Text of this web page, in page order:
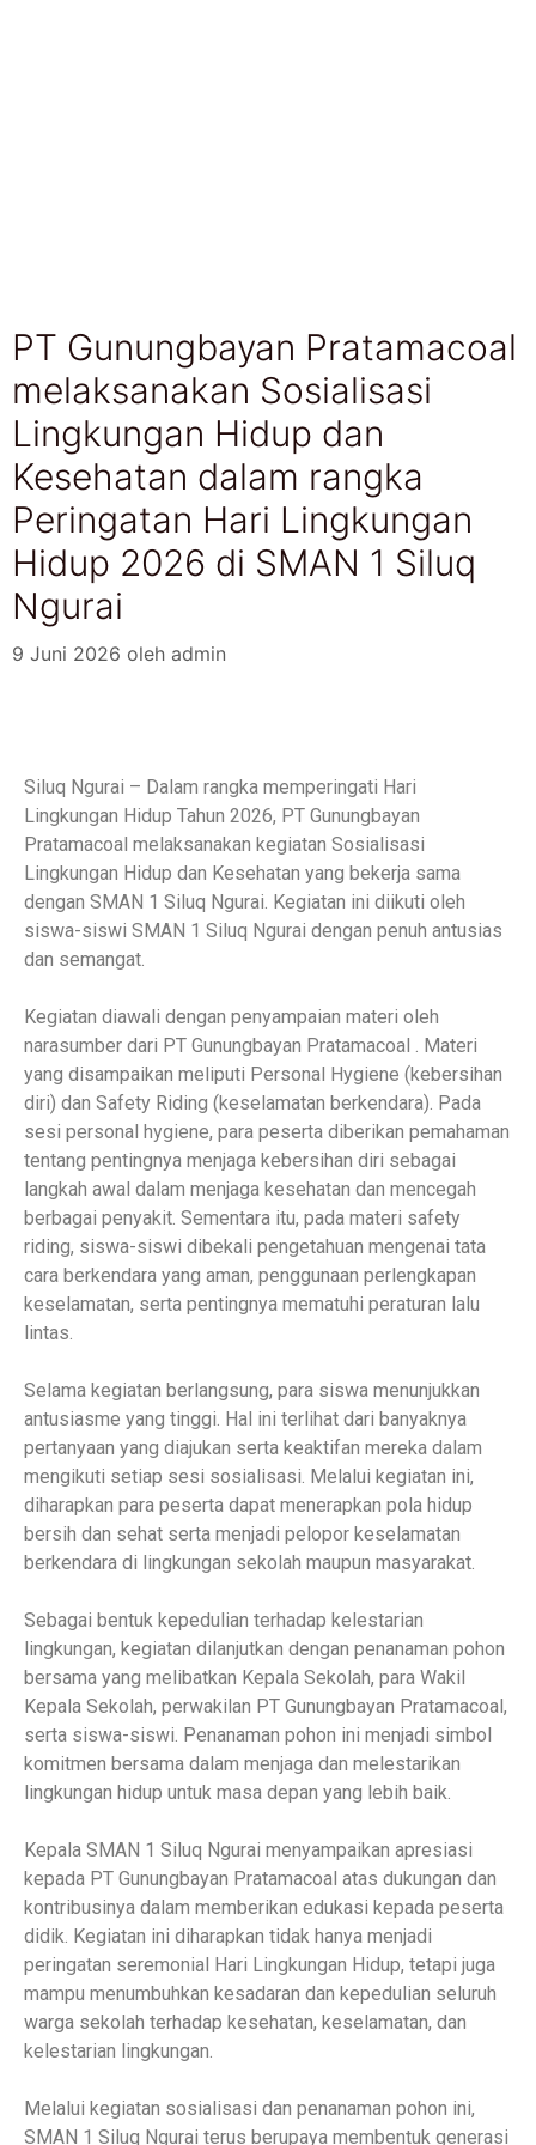
PT Gunungbayan Pratamacoal
melaksanakan Sosialisasi
Lingkungan Hidup dan
Kesehatan dalam rangka
Peringatan Hari Lingkungan
Hidup 2026 di SMAN 1 Siluq
Ngurai
9 Juni 2026 oleh admin
Siluq Ngurai – Dalam rangka memperingati Hari
Lingkungan Hidup Tahun 2026, PT Gunungbayan
Pratamacoal melaksanakan kegiatan Sosialisasi
Lingkungan Hidup dan Kesehatan yang bekerja sama
dengan SMAN 1 Siluq Ngurai. Kegiatan ini diikuti oleh
siswa-siswi SMAN 1 Siluq Ngurai dengan penuh antusias
dan semangat.
Kegiatan diawali dengan penyampaian materi oleh
narasumber dari PT Gunungbayan Pratamacoal . Materi
yang disampaikan meliputi Personal Hygiene (kebersihan
diri) dan Safety Riding (keselamatan berkendara). Pada
sesi personal hygiene, para peserta diberikan pemahaman
tentang pentingnya menjaga kebersihan diri sebagai
langkah awal dalam menjaga kesehatan dan mencegah
berbagai penyakit. Sementara itu, pada materi safety
riding, siswa-siswi dibekali pengetahuan mengenai tata
cara berkendara yang aman, penggunaan perlengkapan
keselamatan, serta pentingnya mematuhi peraturan lalu
lintas.
Selama kegiatan berlangsung, para siswa menunjukkan
antusiasme yang tinggi. Hal ini terlihat dari banyaknya
pertanyaan yang diajukan serta keaktifan mereka dalam
mengikuti setiap sesi sosialisasi. Melalui kegiatan ini,
diharapkan para peserta dapat menerapkan pola hidup
bersih dan sehat serta menjadi pelopor keselamatan
berkendara di lingkungan sekolah maupun masyarakat.
Sebagai bentuk kepedulian terhadap kelestarian
lingkungan, kegiatan dilanjutkan dengan penanaman pohon
bersama yang melibatkan Kepala Sekolah, para Wakil
Kepala Sekolah, perwakilan PT Gunungbayan Pratamacoal,
serta siswa-siswi. Penanaman pohon ini menjadi simbol
komitmen bersama dalam menjaga dan melestarikan
lingkungan hidup untuk masa depan yang lebih baik.
Kepala SMAN 1 Siluq Ngurai menyampaikan apresiasi
kepada PT Gunungbayan Pratamacoal atas dukungan dan
kontribusinya dalam memberikan edukasi kepada peserta
didik. Kegiatan ini diharapkan tidak hanya menjadi
peringatan seremonial Hari Lingkungan Hidup, tetapi juga
mampu menumbuhkan kesadaran dan kepedulian seluruh
warga sekolah terhadap kesehatan, keselamatan, dan
kelestarian lingkungan.
Melalui kegiatan sosialisasi dan penanaman pohon ini,
SMAN 1 Siluq Ngurai terus berupaya membentuk generasi